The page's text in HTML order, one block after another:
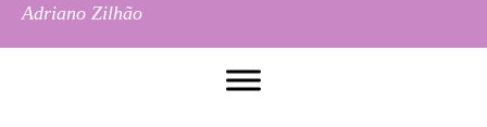
Adriano Zilhão